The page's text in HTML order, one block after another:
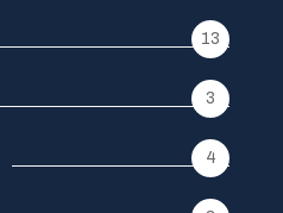
13
3
4